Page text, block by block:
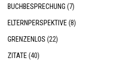
BUCHBESPRECHUNG (7)
ELTERNPERSPEKTIVE (8)
GRENZENLOS (22)
ZITATE (40)